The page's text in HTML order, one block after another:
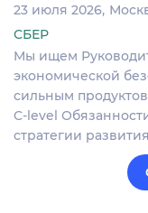
23 июля 2026
СБЕР
Мы ищем
экономической
сильным
C-level
стратегии